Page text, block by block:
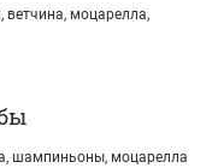
ветчина, моцарелла,
шампиньоны, моцарелла